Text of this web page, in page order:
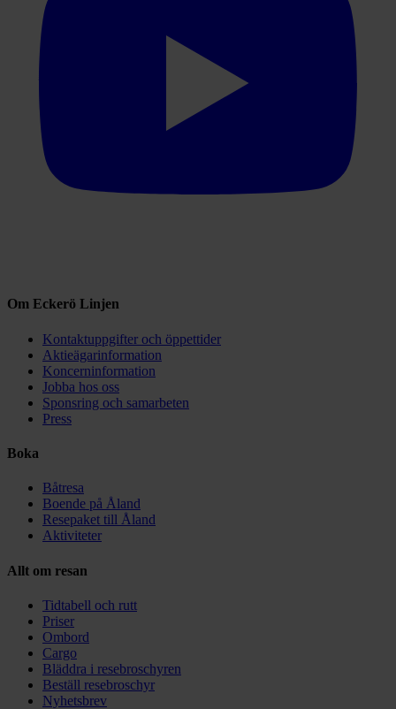
Om Eckerö Linjen
Kontaktuppgifter och öppettider
Aktieägarinformation
Koncerninformation
Jobba hos oss
Sponsring och samarbeten
Press
Boka
Båtresa
Boende på Åland
Resepaket till Åland
Aktiviteter
Allt om resan
Tidtabell och rutt
Priser
Ombord
Cargo
Bläddra i resebroschyren
Beställ resebroschyr
Nyhetsbrev